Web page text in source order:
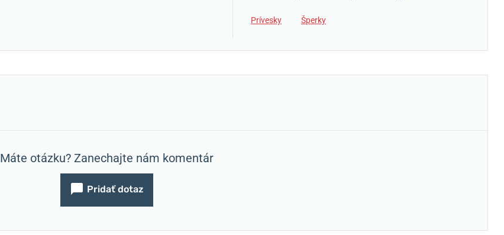
Prívesky Šperky
Máte otázku? Zanechajte nám komentár
Pridať dotaz